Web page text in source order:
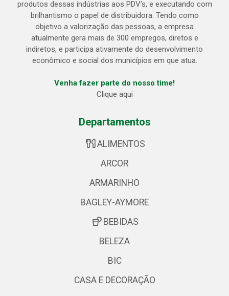
produtos dessas indústrias aos PDV’s, e executando com
brilhantismo o papel de distribuidora. Tendo como
objetivo a valorização das pessoas, a empresa
atualmente gera mais de 300 empregos, diretos e
indiretos, e participa ativamente do desenvolvimento
econômico e social dos municípios em que atua.
Venha fazer parte do nosso time!
Clique aqui
Departamentos
ALIMENTOS
ARCOR
ARMARINHO
BAGLEY-AYMORE
BEBIDAS
BELEZA
BIC
CASA E DECORAÇÃO